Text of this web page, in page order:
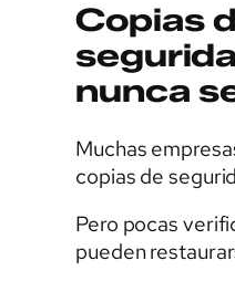
Copias
nunca
Muchas
copias de
Pero pocas
pueden